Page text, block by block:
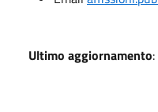
Ultimo aggiornamento